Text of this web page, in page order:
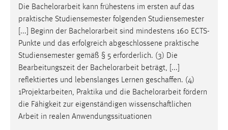
Die Bachelorarbeit kann frühestens im ersten auf das
praktische Studiensemester folgenden Studiensemester
[...] Beginn der Bachelorarbeit sind mindestens 160 ECTS-
Punkte und das erfolgreich abgeschlossene praktische
Studiensemester gemäß § 5 erforderlich. (3) Die
Bearbeitungszeit der Bachelorarbeit beträgt, [...]
reflektiertes und lebenslanges Lernen geschaffen. (4)
1Projektarbeiten, Praktika und die Bachelorarbeit fördern
die Fähigkeit zur eigenständigen wissenschaftlichen
Arbeit in realen Anwendungssituationen